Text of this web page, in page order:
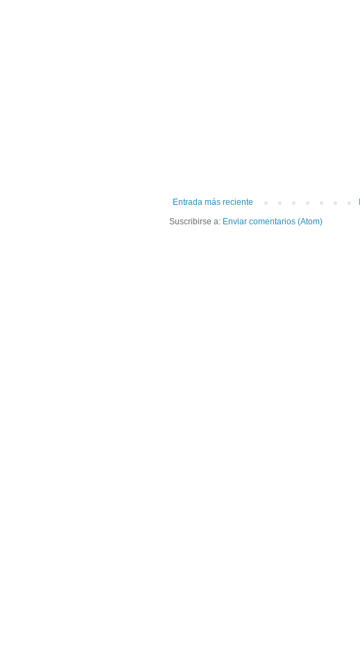
Entrada más reciente
Suscribirse a: Enviar comentarios (Atom)